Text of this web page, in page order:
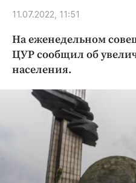
Авто и транспорт
Криминал
Культура
Образование
Общество
Погода
Праздники
Происшествия
11.07.2022, 11:51
На еженедельном
ЦУР сообщил об
населения.